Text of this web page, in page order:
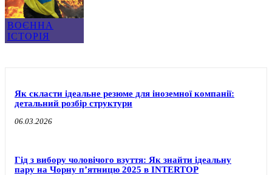
ВОЄННА
ІСТОРІЯ
Як скласти ідеальне резюме для іноземної компанії:
детальний розбір структури
06.03.2026
Гід з вибору чоловічого взуття: Як знайти ідеальну
пару на Чорну п’ятницю 2025 в INTERTOP